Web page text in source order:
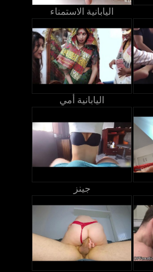
اليابانية الاستمناء
اليابانية أمي
جينز